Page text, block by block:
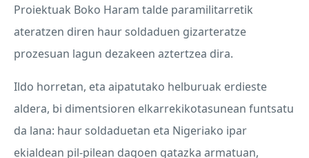
Proiektuak Boko Haram talde paramilitarretik
ateratzen diren haur soldaduen gizarteratze
prozesuan lagun dezakeen aztertzea dira.
Ildo horretan, eta aipatutako helburuak erdieste
aldera, bi dimentsioren elkarrekikotasunean funtsatu
da lana: haur soldaduetan eta Nigeriako ipar
ekialdean pil-pilean dagoen gatazka armatuan,